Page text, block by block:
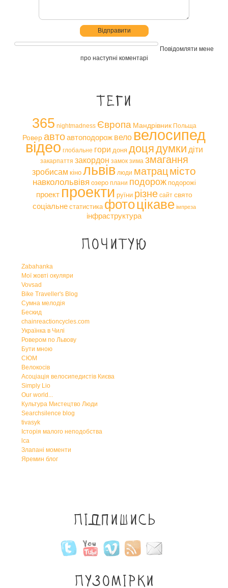
Повідомляти мене
про наступні коментарі
Теги
365 nightmadness Європа Мандрівник Польща
Роверавтоавтоподорож вело велосипед
відео глобальне гори доня доцядумки діти
закарпаття закордон замок зима змагання
зробисам кіно львів люди матрацмісто
навколольвівя озеро плани подорож подорожі
проект проекти руїни різне сайт свято
соціальне статистика фотоцікаве імпреза
інфраструктура
Почитую
Zabahanka
Мої жовті окуляри
Vovsad
Bike Traveller's Blog
Сумна мелодія
Бескид
chainreactioncycles.com
Українка в Чилі
Ровером по Львову
Бути мною
СЮМ
Велокосів
Асоціація велосипедистів Києва
Simply Lio
Our world...
Культура Мистецтво Люди
Searchsilence blog
tivasyk
Історія малого неподобства
lca
Злапані моменти
Яремин блог
Підпишись
Пузомірки